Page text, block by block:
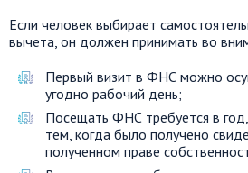
Если человек выбирает
вычета, он должен принимать во
Первый визит в ФНС можно
угодно рабочий день;
Посещать ФНС требуется в
тем, когда было получено
полученном праве